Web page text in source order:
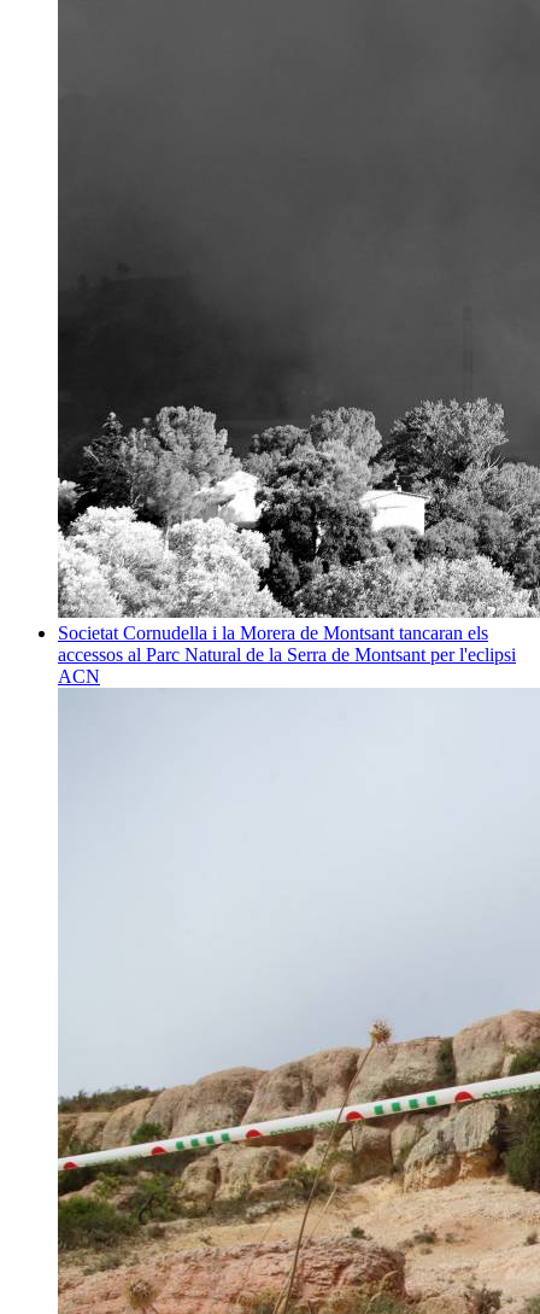
Societat Cornudella i la Morera de Montsant tancaran els
accessos al Parc Natural de la Serra de Montsant per l'eclipsi
ACN